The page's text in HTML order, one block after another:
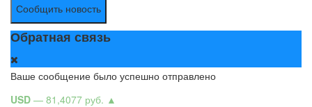
Сообщить новость
Обратная связь
Ваше сообщение было успешно отправлено
USD — 81,4077 руб. ▲